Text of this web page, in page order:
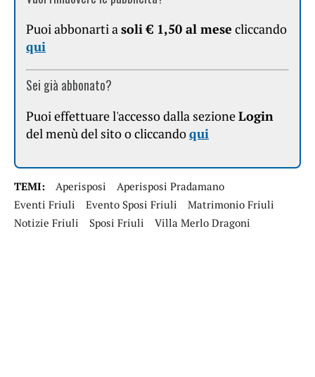
Puoi abbonarti asoli € 1,50 al mese cliccando
qui
Sei già abbonato?
Puoi effettuare l'accesso dalla sezioneLogin
del menù del sito o cliccandoqui
TEMI: Aperisposi
Aperisposi Pradamano
Eventi Friuli
Evento Sposi Friuli
Matrimonio Friuli
Notizie Friuli
Sposi Friuli Villa Merlo Dragoni